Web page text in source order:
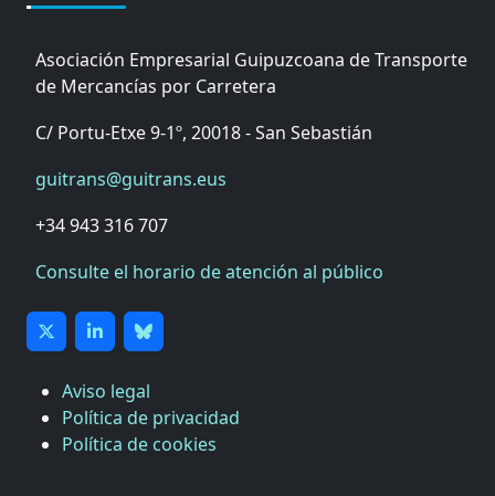
Asociación Empresarial Guipuzcoana de Transporte
de Mercancías por Carretera
C/ Portu-Etxe 9-1º, 20018 - San Sebastián
guitrans@guitrans.eus
+34 943 316 707
Consulte el horario de atención al público
Aviso legal
Política de privacidad
Política de cookies